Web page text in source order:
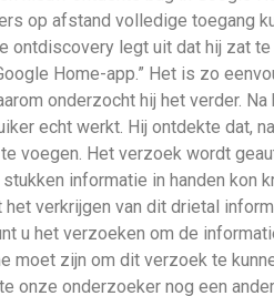
op afstand volledige toegang
ontdiscovery legt uit dat hij zat te
Home-app.” Het is zo
onderzocht hij het verder.
echt werkt. Hij ontdekte dat,
voegen. Het verzoek wordt
informatie in handen kon
verkrijgen van dit drietal
u het verzoeken om de
moet zijn om dit verzoek te
onze onderzoeker nog een